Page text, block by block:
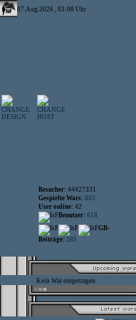
07.Aug.2026 , 03:08 Uhr
Besucher: 44427331
Gespielte Wars: 803
User online: 42
Benutzer: 618
GB-
Beiträge: 285
Kein War eingetragen